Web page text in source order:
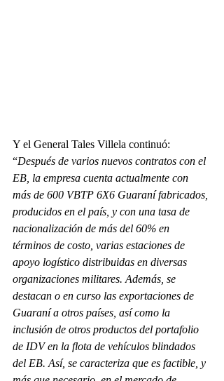
Y el General Tales Villela continuó:
“Después de varios nuevos contratos con el
EB, la empresa cuenta actualmente con
más de 600 VBTP 6X6 Guaraní fabricados,
producidos en el país, y con una tasa de
nacionalización de más del 60% en
términos de costo, varias estaciones de
apoyo logístico distribuidas en diversas
organizaciones militares. Además, se
destacan o en curso las exportaciones de
Guaraní a otros países, así como la
inclusión de otros productos del portafolio
de IDV en la flota de vehículos blindados
del EB. Así, se caracteriza que es factible, y